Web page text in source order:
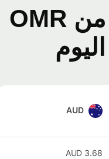
أسعار الصرف من OMR
AUD
3.68
AUD